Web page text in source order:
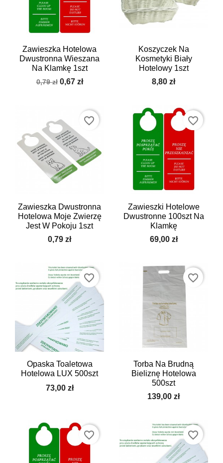
Zawieszka Hotelowa
Dwustronna Wieszana
Na Klamkę 1szt
0,79 zł 0,67 zł
Koszyczek Na
Kosmetyki Biały
Hotelowy 1szt
8,80 zł
Zawieszka Dwustronna
Hotelowa Moje Zwierzę
Jest W Pokoju 1szt
0,79 zł
favorite_border
Zawieszki Hotelowe
Dwustronne 100szt Na
Klamkę
69,00 zł
favorite_border
Opaska Toaletowa
Hotelowa LUX 500szt
73,00 zł
favorite_border
Torba Na Brudną
Bieliznę Hotelowa
500szt
139,00 zł
favorite_border
favorite_border favorite_border